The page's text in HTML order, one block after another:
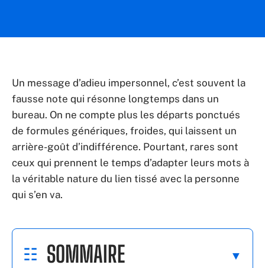
Un message d’adieu impersonnel, c’est souvent la
fausse note qui résonne longtemps dans un
bureau. On ne compte plus les départs ponctués
de formules génériques, froides, qui laissent un
arrière-goût d’indifférence. Pourtant, rares sont
ceux qui prennent le temps d’adapter leurs mots à
la véritable nature du lien tissé avec la personne
qui s’en va.
SOMMAIRE